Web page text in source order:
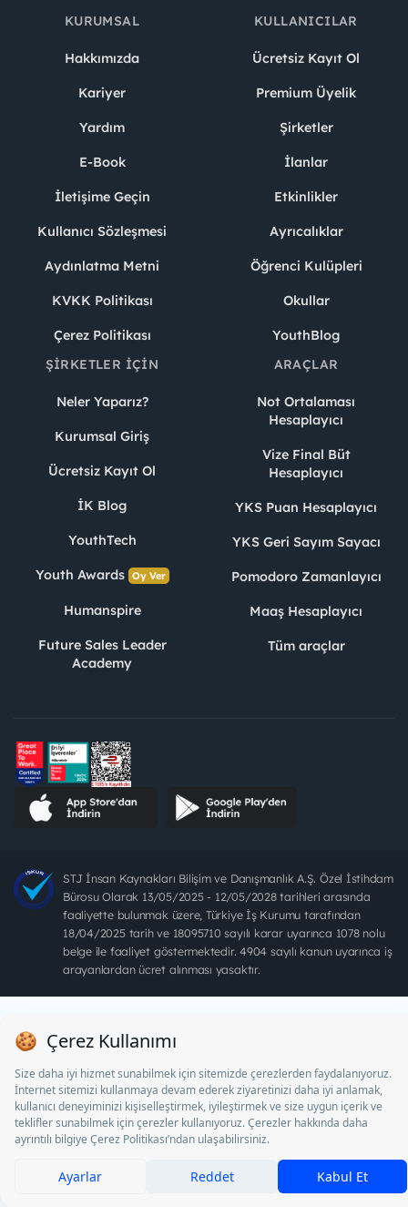
KURUMSAL
Hakkımızda
Kariyer
Yardım
E-Book
İletişime Geçin
Kullanıcı Sözleşmesi
Aydınlatma Metni
KVKK Politikası
Çerez Politikası
KULLANICILAR
Ücretsiz Kayıt Ol
Premium Üyelik
Şirketler
İlanlar
Etkinlikler
Ayrıcalıklar
Öğrenci Kulüpleri
Okullar
YouthBlog
ŞIRKETLER İÇIN
Neler Yaparız?
Kurumsal Giriş
Ücretsiz Kayıt Ol
İK Blog
YouthTech
Youth Awards Oy Ver
Humanspire
Future Sales Leader
Academy
ARAÇLAR
Not Ortalaması
Hesaplayıcı
Vize Final Büt
Hesaplayıcı
YKS Puan Hesaplayıcı
YKS Geri Sayım Sayacı
Pomodoro Zamanlayıcı
Maaş Hesaplayıcı
Tüm araçlar
STJ İnsan Kaynakları Bilişim ve Danışmanlık A.Ş. Özel İstihdam
Bürosu Olarak 13/05/2025 - 12/05/2028 tarihleri arasında
faaliyette bulunmak üzere, Türkiye İş Kurumu tarafından
18/04/2025 tarih ve 18095710 sayılı karar uyarınca 1078 nolu
belge ile faaliyet göstermektedir. 4904 sayılı kanun uyarınca iş
arayanlardan ücret alınması yasaktır.